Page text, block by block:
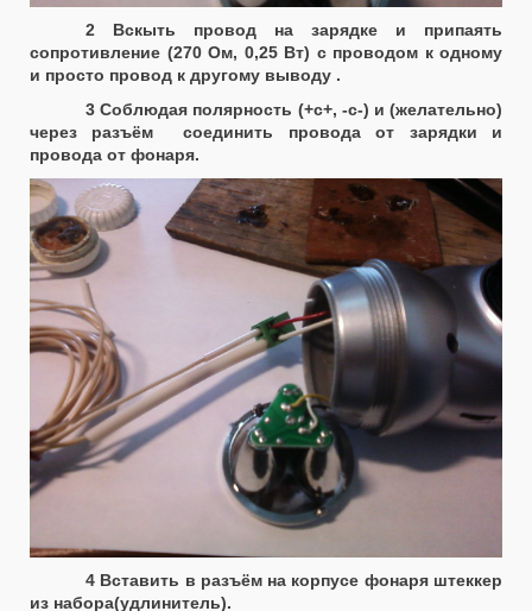
2 Вскыть провод на зарядке и припаять
сопротивление (270 Ом, 0,25 Вт) с проводом к одному
и просто провод к другому выводу .
3 Соблюдая полярность (+с+, -с-) и (желательно)
через разъём соединить провода от зарядки и
провода от фонаря.
4 Вставить в разъём на корпусе фонаря штеккер
из набора(удлинитель).